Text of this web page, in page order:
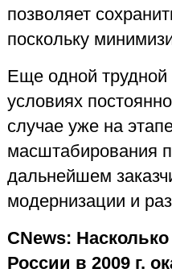
позволяет
поскольку
Еще одной трудной
условиях
случае уже на
масштабирования
дальнейшем
модернизации и
CNews:
России в 2009 г.